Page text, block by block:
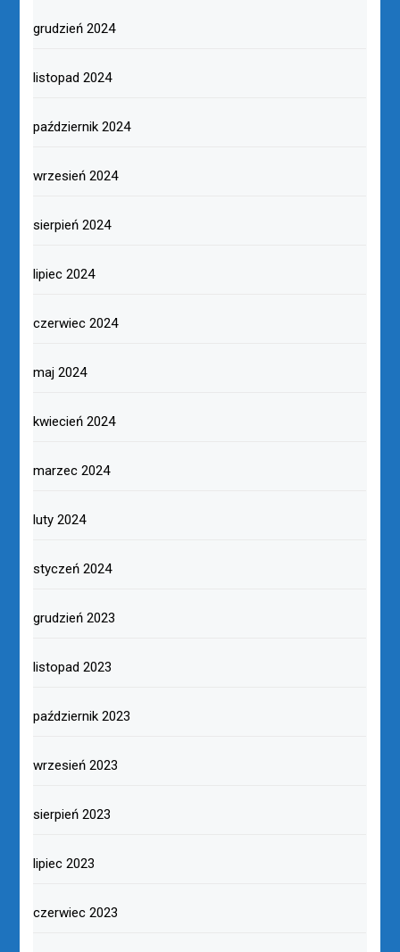
grudzień 2024
listopad 2024
październik 2024
wrzesień 2024
sierpień 2024
lipiec 2024
czerwiec 2024
maj 2024
kwiecień 2024
marzec 2024
luty 2024
styczeń 2024
grudzień 2023
listopad 2023
październik 2023
wrzesień 2023
sierpień 2023
lipiec 2023
czerwiec 2023